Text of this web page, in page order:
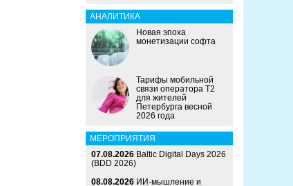
АНАЛИТИКА
Новая эпоха
монетизации софта
Тарифы мобильной
связи оператора Т2
для жителей
Петербурга весной
2026 года
МЕРОПРИЯТИЯ
07.08.2026 Baltic Digital Days 2026
(BDD 2026)
08.08.2026 ИИ-мышление и